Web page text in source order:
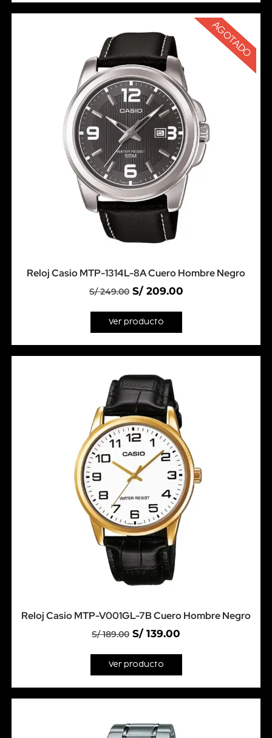
AGOTADO
Reloj Casio MTP-1314L-8A Cuero Hombre Negro
S/249.00 S/209.00
Ver producto
Reloj Casio MTP-V001GL-7B Cuero Hombre Negro
S/189.00 S/ 139.00
Ver producto